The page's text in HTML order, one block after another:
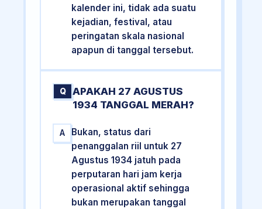
kalender ini, tidak ada suatu
kejadian, festival, atau
peringatan skala nasional
apapun di tanggal tersebut.
Q
APAKAH 27 AGUSTUS
1934 TANGGAL MERAH?
A
Bukan, status dari
penanggalan riil untuk 27
Agustus 1934 jatuh pada
perputaran hari jam kerja
operasional aktif sehingga
bukan merupakan tanggal